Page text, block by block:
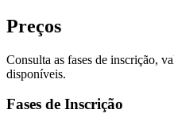
Preços
Consulta as fases de inscrição,
disponíveis.
Fases de Inscrição